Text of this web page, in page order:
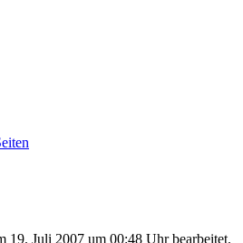
19. Juli 2007 um 00:48 Uhr bearbeitet.